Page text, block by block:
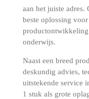
aan het juiste adres.
beste oplossing
onderwijs.
Naast een breed
deskundig advies,
uitstekende service
1 stuk als grote